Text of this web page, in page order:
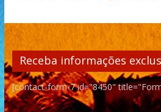
Receba informações
[contact-form-7 id="8450"